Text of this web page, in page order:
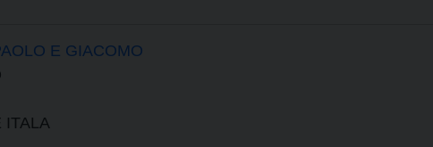
E GIACOMO
ITALA